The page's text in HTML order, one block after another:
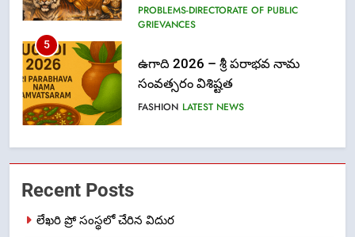
FASHION LATEST NEWS
6
Ugadi 2026 – Significance of Sri
Parabhava Nama Samvatsaram
7
CRIME NEW
Recent Posts
లేఖరి ప్రో సంస్థలో చేరిన విదుర